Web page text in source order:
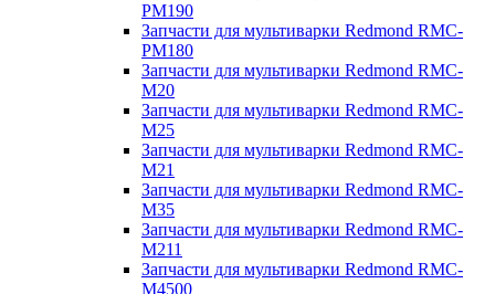
PM190
Запчасти для мультиварки Redmond RMC-
PM180
Запчасти для мультиварки Redmond RMC-
M20
Запчасти для мультиварки Redmond RMC-
M25
Запчасти для мультиварки Redmond RMC-
M21
Запчасти для мультиварки Redmond RMC-
M35
Запчасти для мультиварки Redmond RMC-
M211
Запчасти для мультиварки Redmond RMC-
M4500